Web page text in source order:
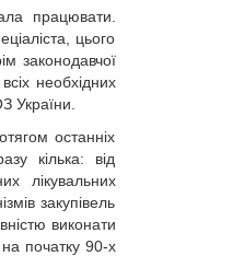
працювати.
цього
законодавчої
необхідних
України.
останніх
кілька: від
лікувальних
закупівель
виконати
початку 90-х